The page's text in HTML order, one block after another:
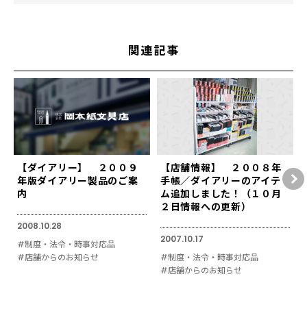
関連記事
【ダイアリー】 ２００９
年版ダイアリー製品のご案
内
2008.10.28
#制度・法令・時事対応品
#店舗からのお知らせ
【店舗情報】 ２００８年
手帳／ダイアリーのアイテ
ム追加しました！（１０月
２日情報への更新）
2007.10.17
#制度・法令・時事対応品
#店舗からのお知らせ